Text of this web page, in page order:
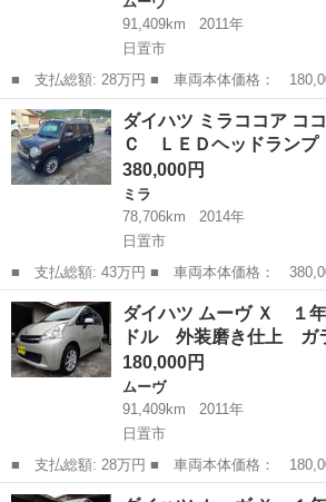
91,409km
2011年
日置市
■ 支払総額: 28万円 ■ 車両本体価格： 180,000 円 ■ メーカー
名： ダイハツ ■ 車種名： ムーヴ ■ グレ
証付 エアコアイドル 外装磨き仕上 ガラス
ニング ＣＤ ■...
鹿児島 日置市 ムーヴ
ダイハツ ミラココア コ
Ｃ ＬＥＤヘッドラン
380,000円
ミラ
78,706km
2014年
日置市
■ 支払総額: 43万円 ■ 車両本体価格： 380,000 円 ■ メーカー
名： ダイハツ ■ 車種名： ミラココア ■ グ
プラスＸ ＥＴＣ ＬＥＤヘッドランプ スマ
グストップ 電動...
鹿児島 日置市
ダイハツ ムーヴ Ｘ １
ドル 外装磨き仕上
180,000円
ムーヴ
91,409km
2011年
日置市
■ 支払総額: 28万円 ■ 車両本体価格： 180,000 円 ■ メーカー
名： ダイハツ ■ 車種名： ムーヴ ■ グレ
鹿児島 日置市 ムーヴ 車両